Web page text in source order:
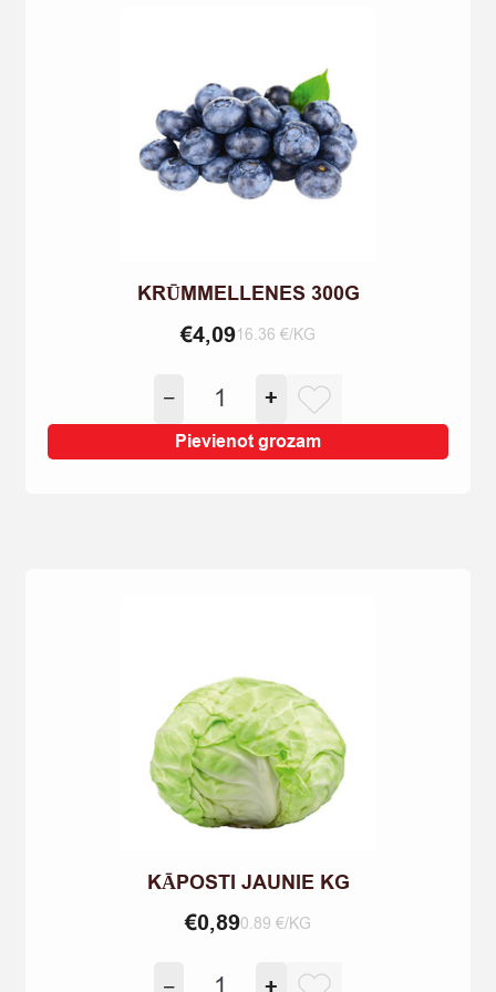
KRŪMMELLENES 300G
€4,0916.36 €/KG
−
KRŪMMELLENES
300G
quantity
+
Pievienot grozam
KĀPOSTI JAUNIE KG
€0,890.89 €/KG
KĀPOSTI